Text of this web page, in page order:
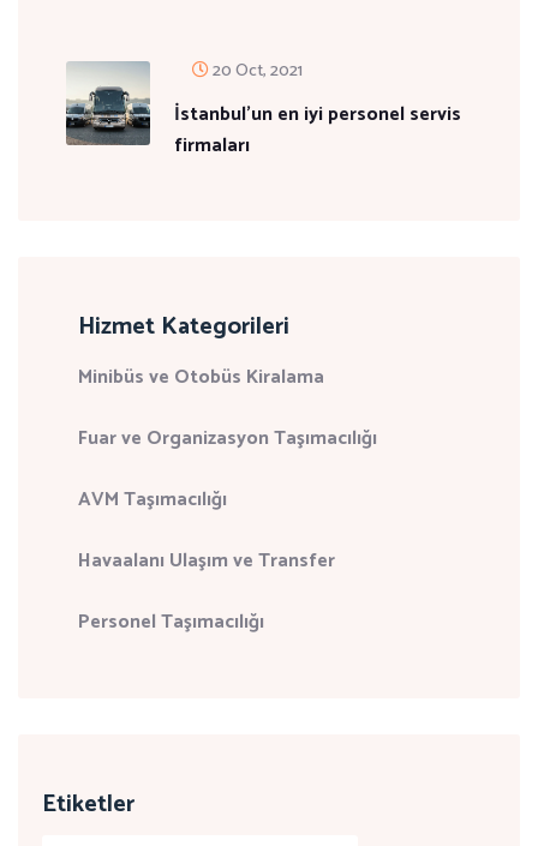
20 Oct, 2021
İstanbul'un en iyi personel servis
firmaları
Hizmet Kategorileri
Minibüs ve Otobüs Kiralama
Fuar ve Organizasyon Taşımacılığı
AVM Taşımacılığı
Havaalanı Ulaşım ve Transfer
Personel Taşımacılığı
Etiketler